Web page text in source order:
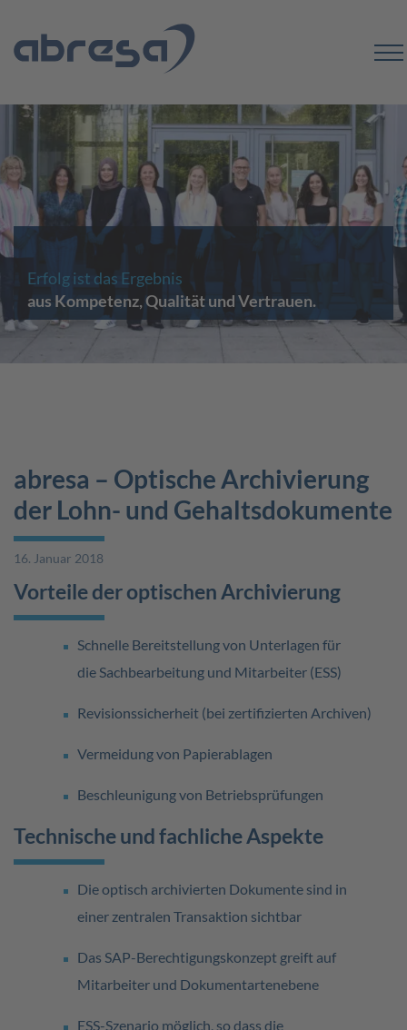
Erfolg ist das Ergebnis
aus Kompetenz, Qualität und Vertrauen.
abresa – Optische Archivierung
der Lohn- und Gehaltsdokumente
16. Januar 2018
Vorteile der optischen Archivierung
Schnelle Bereitstellung von Unterlagen für
die Sachbearbeitung und Mitarbeiter (ESS)
Revisionssicherheit (bei zertifizierten Archiven)
Vermeidung von Papierablagen
Beschleunigung von Betriebsprüfungen
Technische und fachliche Aspekte
Die optisch archivierten Dokumente sind in
einer zentralen Transaktion sichtbar
Das SAP-Berechtigungskonzept greift auf
Mitarbeiter und Dokumentartenebene
ESS-Szenario möglich, so dass die